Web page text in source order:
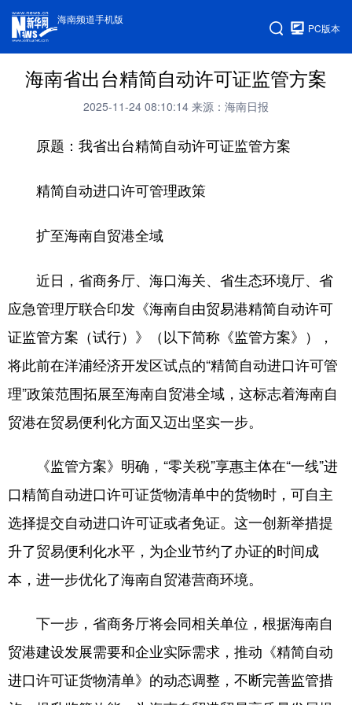
海南频道手机版
PC版本
海南省出台精简自动许可证监管方案
2025-11-24 08:10:14 来源：海南日报
原题：我省出台精简自动许可证监管方案
精简自动进口许可管理政策
扩至海南自贸港全域
近日，省商务厅、海口海关、省生态环境厅、省
应急管理厅联合印发《海南自由贸易港精简自动许可
证监管方案（试行）》（以下简称《监管方案》），
将此前在洋浦经济开发区试点的“精简自动进口许可管
理”政策范围拓展至海南自贸港全域，这标志着海南自
贸港在贸易便利化方面又迈出坚实一步。
《监管方案》明确，“零关税”享惠主体在“一线”进
口精简自动进口许可证货物清单中的货物时，可自主
选择提交自动进口许可证或者免证。这一创新举措提
升了贸易便利化水平，为企业节约了办证的时间成
本，进一步优化了海南自贸港营商环境。
下一步，省商务厅将会同相关单位，根据海南自
贸港建设发展需要和企业实际需求，推动《精简自动
进口许可证货物清单》的动态调整，不断完善监管措